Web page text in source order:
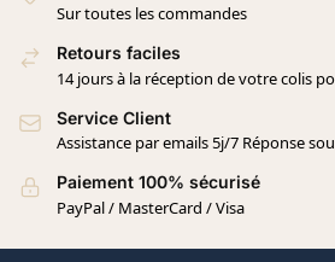
Sur toutes les commandes
Retours faciles
14 jours à la réception de votre colis
Service Client
Assistance par emails 5j/7 Réponse
Paiement 100% sécurisé
PayPal / MasterCard / Visa